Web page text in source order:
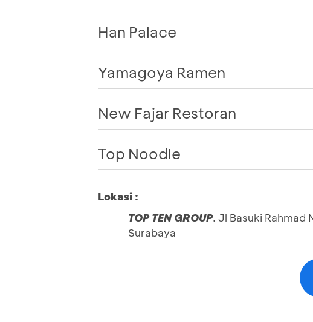
Han Palace
Yamagoya Ramen
New Fajar Restoran
Top Noodle
Lokasi :
TOP TEN GROUP. Jl Basuki Rahmad
Surabaya